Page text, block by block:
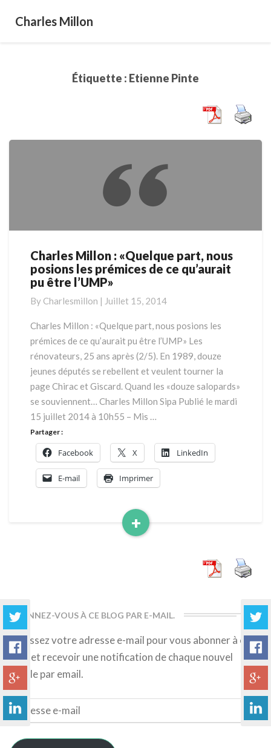
Charles Millon
Étiquette : Etienne Pinte
Charles
Millon
:
part,
nous
les
prémices
de
ce
qu’aurait
pu
être
l’UMP»
Charles Millon : «Quelque part, nous
posions les prémices de ce qu’aurait
pu être l’UMP»
By Charlesmillon | Juillet 15, 2014
Charles Millon : «Quelque part, nous posions les
prémices de ce qu’aurait pu être l’UMP» Les
rénovateurs, 25 ans après (2/5). En 1989, douze
jeunes députés se rebellent et veulent tourner la
page Chirac et Giscard. Quand les «douze salopards»
se souviennent… Charles Millon Sipa Publié le mardi
15 juillet 2014 à 10h55 – Mis …
+
Read
Partager :
Facebook X LinkedIn
E-mail Imprimer
ABONNEZ-VOUS À CE BLOG PAR E-MAIL.
Saisissez votre adresse e-mail pour vous abonner à ce
blog et recevoir une notification de chaque nouvel
article par email.
Adresse
e-
mail